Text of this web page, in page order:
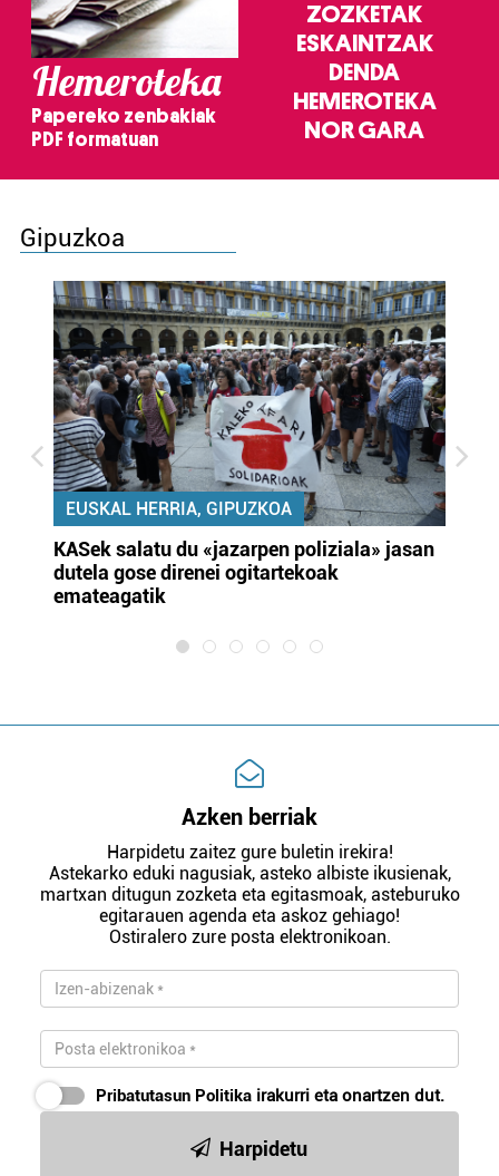
Hemeroteka
Papereko zenbakiak
PDF formatuan
ZOZKETAK
ESKAINTZAK
DENDA
HEMEROTEKA
NOR GARA
Gipuzkoa
EUSKAL HERRIA, GIPUZKOA
KASek salatu du «jazarpen poliziala» jasan
dutela gose direnei ogitartekoak
emateagatik
Azken berriak
Harpidetu zaitez gure buletin irekira!
Astekarko eduki nagusiak, asteko albiste ikusienak,
martxan ditugun zozketa eta egitasmoak, asteburuko
egitarauen agenda eta askoz gehiago!
Ostiralero zure posta elektronikoan.
Pribatutasun Politika irakurri eta onartzen dut.
Harpidetu